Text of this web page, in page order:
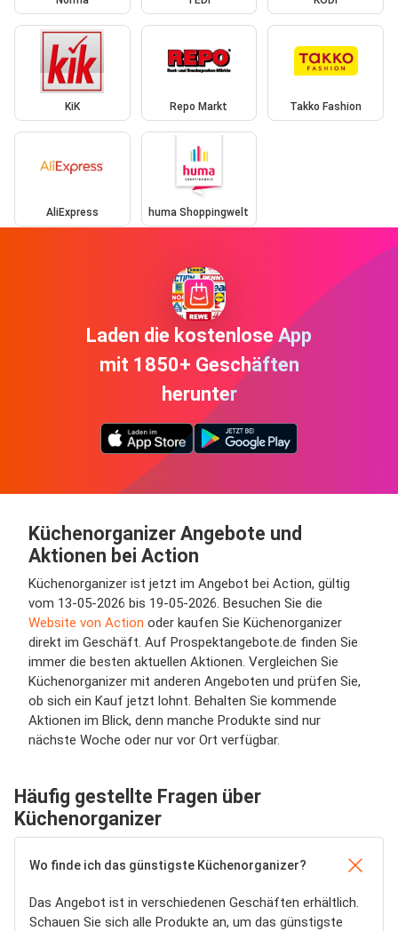
KiK Repo Markt Takko Fashion
AliExpress huma Shoppingwelt
Laden die kostenlose App
mit 1850+ Geschäften
herunter
Küchenorganizer Angebote und
Aktionen bei Action
Küchenorganizer ist jetzt im Angebot bei Action, gültig
vom 13-05-2026 bis 19-05-2026. Besuchen Sie die
Website von Action oder kaufen Sie Küchenorganizer
direkt im Geschäft. Auf Prospektangebote.de finden Sie
immer die besten aktuellen Aktionen. Vergleichen Sie
Küchenorganizer mit anderen Angeboten und prüfen Sie,
ob sich ein Kauf jetzt lohnt. Behalten Sie kommende
Aktionen im Blick, denn manche Produkte sind nur
nächste Woche oder nur vor Ort verfügbar.
Häufig gestellte Fragen über
Küchenorganizer
Wo finde ich das günstigste Küchenorganizer?
Das Angebot ist in verschiedenen Geschäften erhältlich.
Schauen Sie sich alle Produkte an, um das günstigste